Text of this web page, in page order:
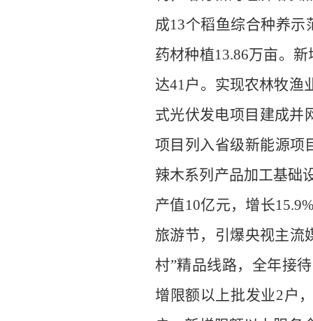
成13个稻鱼综合种养示
药材种植13.86万亩。新
达41 户 。 实现农林牧渔
式光伏发电项目 建成并
项目列入省级新能源项
辣木系列产品加工基础
产值10亿元，增长
旅游节， 引爆央视主流
村”精品线路， 全年接
增限额以上批发业2户